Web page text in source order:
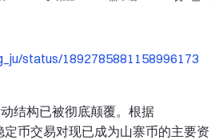
status/1892785881158996173
结构已被彻底颠覆。根据
币交易对现已成为山寨币的主要资